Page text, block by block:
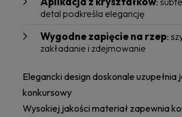
detal podkreśla elegancję
Wygodne zapięcie na rzep:
zakładanie i zdejmowanie
Elegancki design doskonale uzupełnia
konkursowy
Wysokiej jakości materiał zapewnia